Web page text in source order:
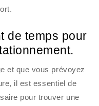
de temps pour
et que vous prévoyez
il est essentiel de
pour trouver une